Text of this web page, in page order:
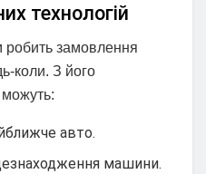
технологій
замовлення
коли. З його
авто.
машини.